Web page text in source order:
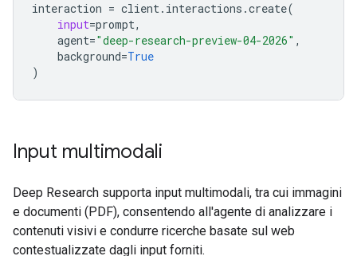
interaction = client. interactions .create(
input=prompt,
agent="deep-research-preview-04-2026" ,
background=True
)
Input multimodali
Deep Research supporta input multimodali, tra cui immagini
e documenti (PDF), consentendo all'agente di analizzare i
contenuti visivi e condurre ricerche basate sul web
contestualizzate dagli input forniti.